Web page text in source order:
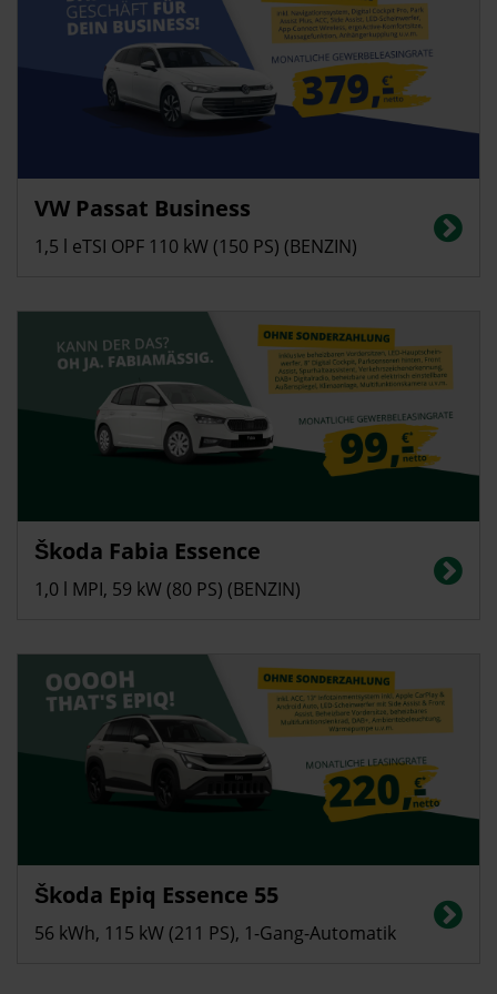
Energieverbrauch in l/100 km (kombiniert): 5,6, CO2-Emissionen
(kombiniert): 128 g/km; CO2-Klasse: D
VW Passat Business
1,5 l eTSI OPF 110 kW (150 PS) (BENZIN)
Energieverbrauch in l/100 km (kombiniert): 5,1; CO2-Emissionen
(kombiniert): 116 g/km, CO2-Klasse: D
Škoda Fabia Essence
1,0 l MPI, 59 kW (80 PS) (BENZIN)
Stromverbrauch in kWh/100 km (kombiniert): 13,7; CO2-Emissionen
(kombiniert): 0 g/km, CO2-Klasse: A, Elektrische Reichweite (kombiniert):
440 km
Škoda Epiq Essence 55
56 kWh, 115 kW (211 PS), 1-Gang-Automatik